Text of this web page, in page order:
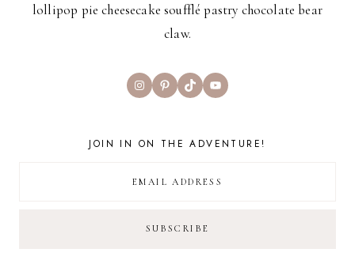
lollipop pie cheesecake soufflé pastry chocolate bear
claw.
InstagramPinterest
TikTokYouTube
JOIN IN ON THE ADVENTURE!